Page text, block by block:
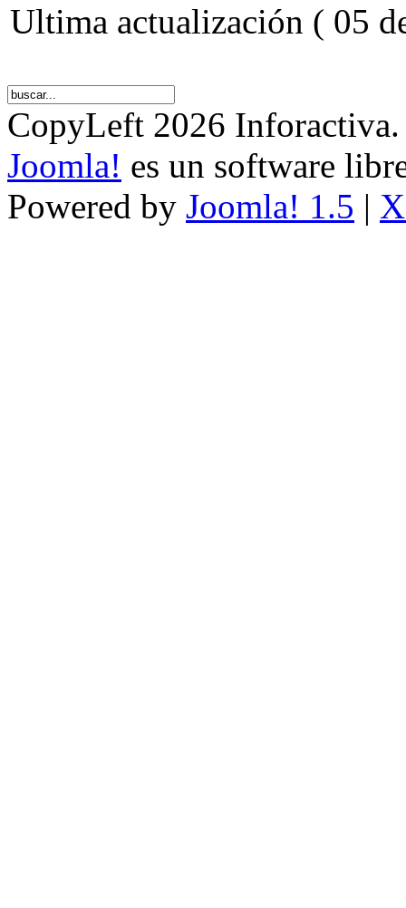
Ultima actualización ( 05
CopyLeft 2026 Inforactiva.
Joomla! es un software
Powered by Joomla! 1.5 |